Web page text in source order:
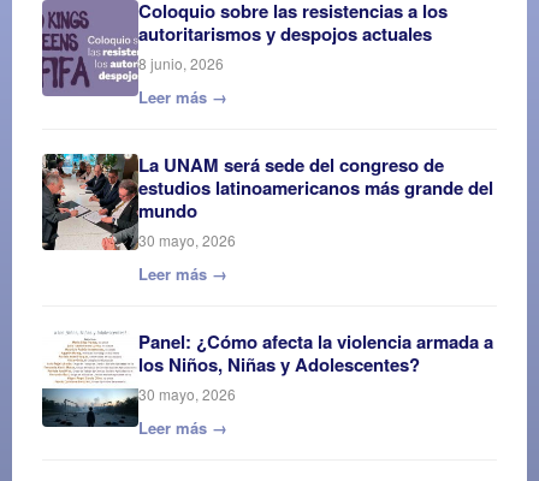
Coloquio sobre las resistencias a los
autoritarismos y despojos actuales
8 junio, 2026
Leer más →
La UNAM será sede del congreso de
estudios latinoamericanos más grande del
mundo
30 mayo, 2026
Leer más →
Panel: ¿Cómo afecta la violencia armada a
los Niños, Niñas y Adolescentes?
30 mayo, 2026
Leer más →